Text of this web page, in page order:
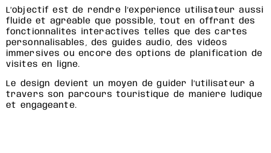
L’objectif est de rendre l’expérience utilisateur aussi
fluide et agréable que possible, tout en offrant des
fonctionnalités interactives telles que des cartes
personnalisables, des guides audio, des vidéos
immersives ou encore des options de planification de
visites en ligne.
Le design devient un moyen de guider l’utilisateur à
travers son parcours touristique de manière ludique
et engageante.